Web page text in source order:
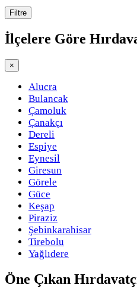
Filtre
İlçelere Göre
×
Alucra
Bulancak
Çamoluk
Çanakçı
Dereli
Espiye
Eynesil
Giresun
Görele
Güce
Keşap
Piraziz
Şebinkarahisar
Tirebolu
Yağlıdere
Öne Çıkan